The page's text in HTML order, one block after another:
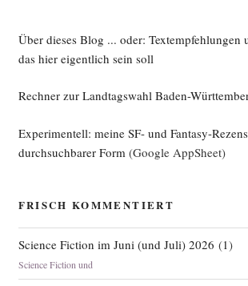
de
getan
(und
die
ich
Über dieses Blog ... oder: Textempfehlungen
das hier eigentlich sein soll
Rechner zur Landtagswahl Baden-
Experimentell: meine SF- und Fantasy-
durchsuchbarer Form (Google AppSheet)
FRISCH KOMMENTIERT
Science Fiction im Juni (und Juli) 2026 (1)
Science Fiction und